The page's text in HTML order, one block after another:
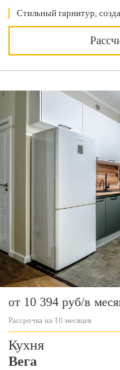
Стильный гарнитур,
от 10 394 руб/в
Рассрочка на 10 месяцев
Кухня
Вега